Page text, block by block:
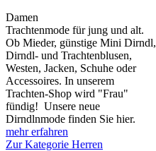
Damen
Trachtenmode für jung und alt.
Ob Mieder, günstige Mini Dirndl,
Dirndl- und Trachtenblusen,
Westen, Jacken, Schuhe oder
Accessoires. In unserem
Trachten-Shop wird "Frau"
fündig! Unsere neue
Dirndlnmode finden Sie hier.
mehr erfahren
Zur Kategorie Herren